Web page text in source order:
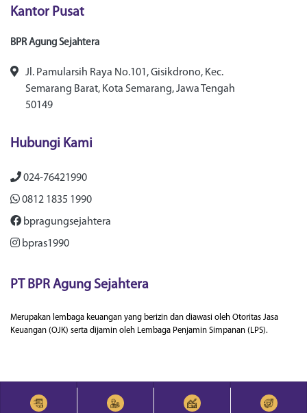
Kantor Pusat
BPR Agung Sejahtera
Jl. Pamularsih Raya No.101, Gisikdrono, Kec.
Semarang Barat, Kota Semarang, Jawa Tengah
50149
Hubungi Kami
024-76421990
0812 1835 1990
bpragungsejahtera
bpras1990
PT BPR Agung Sejahtera
Merupakan lembaga keuangan yang berizin dan diawasi oleh Otoritas Jasa
Keuangan (OJK) serta dijamin oleh Lembaga Penjamin Simpanan (LPS).